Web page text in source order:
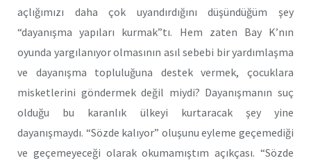
açlığımızı daha çok uyandırdığını düşündüğüm şey
“dayanışma yapıları kurmak”tı. Hem zaten Bay K’nın
oyunda yargılanıyor olmasının asıl sebebi bir yardımlaşma
ve dayanışma topluluğuna destek vermek, çocuklara
misketlerini göndermek değil miydi? Dayanışmanın suç
olduğu bu karanlık ülkeyi kurtaracak şey yine
dayanışmaydı. “Sözde kalıyor” oluşunu eyleme geçemediği
ve geçemeyeceği olarak okumamıştım açıkçası. “Sözde